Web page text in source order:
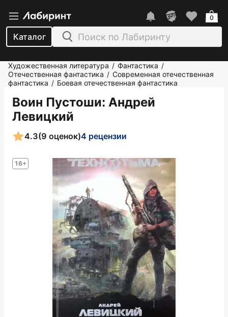
Каталог
0
Художественная литература / Фантастика /
Отечественная фантастика / Современная отечественная
фантастика / Боевая отечественная фантастика
Воин Пустоши: Андрей
Левицкий
16+
4.3(9 оценок)4 рецензии